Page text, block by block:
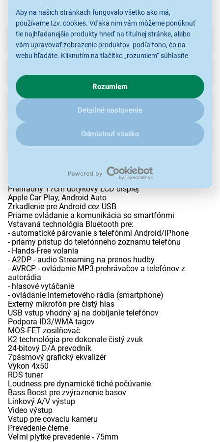
Aby na našich stránkach fungovalo všetko ako má,
používame tzv. cookies. Vďaka nim vám môžeme ponúknuť
tie najhľadanejšie produkty hneď na titulnej stránke, alebo
vám upravovať zobrazenie produktov podľa toho, čo na
webu hľadáte. Kliknutím na tlačítko „rozumiem“ súhlasíte
o chovaní na webe pre zobrazovaní cielených reklám.
V prípade že vás zaujímajú detaily, ako u nás s cookies a
ďalšími údaji pracujeme, kliknitesem.
Rozumiem
Detailné nastavenie
Odmietnuť všetko
Popis
Prehrávanie MP3/WMA/WAV/FLAC/AAC z USB
Formát videa - H.264/WMV/MPEG1,2/MPEG4/AVI/MKV
Prehľadný 17cm dotykový LCD displej
Apple Car Play, Android Auto
Zrkadlenie pre Android cez USB
Priame ovládanie a komunikácia so smartfónmi
Vstavaná technológia Bluetooth pre:
- automatické párovanie s telefónmi Android/iPhone
- priamy prístup do telefónneho zoznamu telefónu
- Hands-Free volania
- A2DP - audio Streaming na prenos hudby
- AVRCP - ovládanie MP3 prehrávačov a telefónov z
autorádia
- hlasové vytáčanie
- ovládanie Internetového rádia (smartphone)
Externý mikrofón pre čistý hlas
USB vstup vhodný aj na dobíjanie telefónov
Podpora ID3/WMA tagov
MOS-FET zosilňovač
K2 technológia pre dokonale čistý zvuk
24-bitový D/A prevodník
7pásmový grafický ekvalizér
Výkon 4x50
RDS tuner
Loudness pre dynamické tiché počúvanie
Bass Boost pre zvýraznenie basov
Linkový A/V výstup
Video výstup
Vstup pre covaciu kameru
Prevedenie čierne
Veľmi plytké prevedenie - 75mm
Parametre